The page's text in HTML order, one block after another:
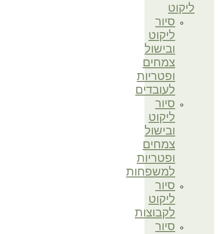
ליקוט
סיור
ליקוט
ובישול
צמחים
ופטריות
לעובדים
סיור
ליקוט
ובישול
צמחים
ופטריות
למשפחות
סיור
ליקוט
לקבוצות
סיור